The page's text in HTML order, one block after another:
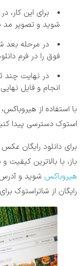
برای این کار،
شوید و تصویر مد
در مرحله بعد
فوق را در فرم
در نهایت چند
انجام و فایل
با استفاده از
استوک دسترسی پیدا
برای دانلود رایگان
باز، با بالاترین
هیروباکس شوید و آدرس
رایگان از شاتراستوک